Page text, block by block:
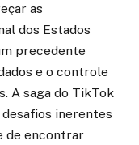
as
dos Estados
precedente
e o controle
A saga do TikTok
inerentes
de encontrar